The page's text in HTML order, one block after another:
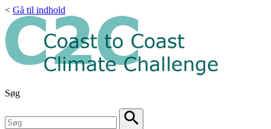
< Gå til indhold
Søg